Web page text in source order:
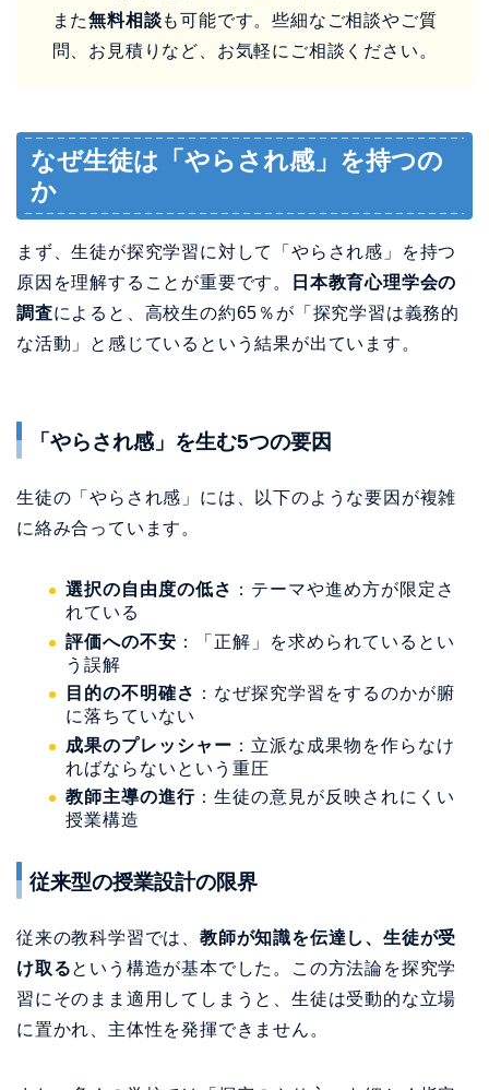
また無料相談も可能です。些細なご相談やご質
問、お見積りなど、お気軽にご相談ください。
なぜ生徒は「やらされ感」を持つの
か
まず、生徒が探究学習に対して「やらされ感」を持つ
原因を理解することが重要です。
日本教育心理学会の
調査によると、高校生の約65％が「探究学習は義務的
な活動」と感じているという結果が出ています。
「やらされ感」を生む5つの要因
生徒の「やらされ感」には、以下のような要因が複雑
に絡み合っています。
選択の自由度の低さ ：テーマや進め方が限定さ
れている
評価への不安 ：「正解」を求められているとい
う誤解
目的の不明確さ ：なぜ探究学習をするのかが腑
に落ちていない
成果のプレッシャー ：立派な成果物を作らなけ
ればならないという重圧
教師主導の進行 ：生徒の意見が反映されにくい
授業構造
従来型の授業設計の限界
従来の教科学習では、 教師が知識を伝達し、生徒が受
け取るという構造が基本でした。この方法論を探究学
習にそのまま適用してしまうと、生徒は受動的な立場
に置かれ、主体性を発揮できません。